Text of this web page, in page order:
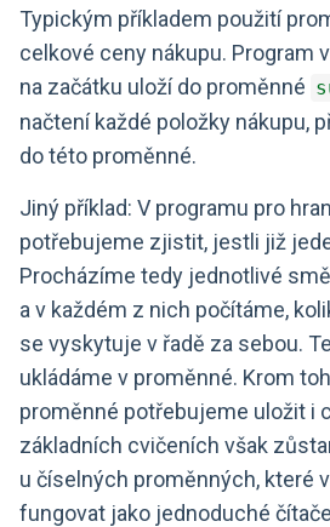
Typickým příkladem použití
celkové ceny nákupu. Program
na začátku uloží do proměnné
načtení každé položky nákupu,
do této proměnné.
Jiný příklad: V programu pro
potřebujeme zjistit, jestli již
Procházíme tedy jednotlivé
a v každém z nich počítáme,
se vyskytuje v řadě za sebou.
ukládáme v proměnné. Krom
proměnné potřebujeme uložit i
základních cvičeních však
u číselných proměnných, které
fungovat jako jednoduché